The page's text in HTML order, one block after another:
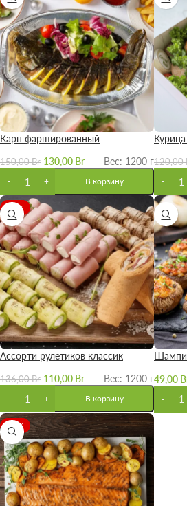
Карп фаршированный
150,00Br 130,00 Br Вес: 1200 г
В корзину
120,00
-19%
Ассорти рулетиков классик
136,00Br 110,00 Br Вес: 1200 г
В корзину
49,00
-18%